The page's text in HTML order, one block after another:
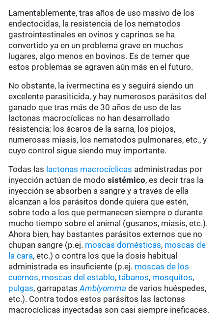
Lamentablemente, tras años de uso masivo de los
endectocidas, la resistencia de los nematodos
gastrointestinales en ovinos y caprinos se ha
convertido ya en un problema grave en muchos
lugares, algo menos en bovinos. Es de temer que
estos problemas se agraven aún más en el futuro.
No obstante, la ivermectina es y seguirá siendo un
excelente parasiticida, y hay numerosos parásitos del
ganado que tras más de 30 años de uso de las
lactonas macrocíclicas no han desarrollado
resistencia: los ácaros de la sarna, los piojos,
numerosas miasis, los nematodos pulmonares, etc., y
cuyo control sigue siendo muy importante.
Todas las lactonas macrocíclicas administradas por
inyección actúan de modosistémico, es decir tras la
inyección se absorben a sangre y a través de ella
alcanzan a los parásitos donde quiera que estén,
sobre todo a los que permanecen siempre o durante
mucho tiempo sobre el animal (gusanos, miasis, etc.).
Ahora bien, hay bastantes parásitos externos que no
chupan sangre (p.ej. moscas domésticas, moscas de
la cara, etc.) o contra los que la dosis habitual
administrada es insuficiente (p.ej. moscas de los
cuernos, moscas del establo,tábanos, mosquitos,
pulgas, garrapatasAmblyomma de varios huéspedes,
etc.). Contra todos estos parásitos las lactonas
macrocíclicas inyectadas son casi siempre ineficaces.